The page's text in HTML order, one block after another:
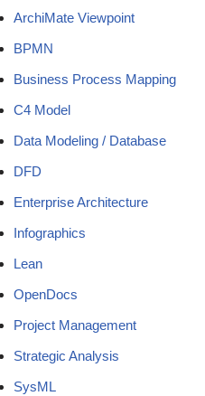
ArchiMate Viewpoint
BPMN
Business Process Mapping
C4 Model
Data Modeling / Database
DFD
Enterprise Architecture
Infographics
Lean
OpenDocs
Project Management
Strategic Analysis
SysML